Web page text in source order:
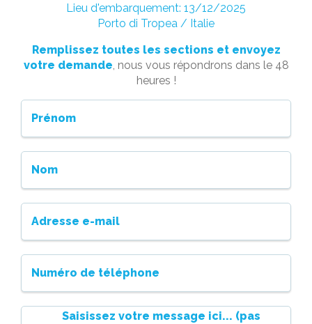
Lieu d'embarquement: 13/12/2025
Porto di Tropea / Italie
Remplissez toutes les sections et envoyez
votre demande, nous vous répondrons dans le 48
heures !
Prénom
Nom
Adresse e-mail
Numéro de téléphone
Saisissez votre message ici... (pas